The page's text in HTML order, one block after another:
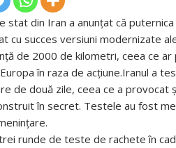
stat din Iran a anunţat că
cu succes versiuni modernizate
de 2000 de kilometri, ceea ce
în raza de acţiune.Iranul a
de două zile, ceea ce a provocat
în secret. Testele au fost
runde de teste de rachete în